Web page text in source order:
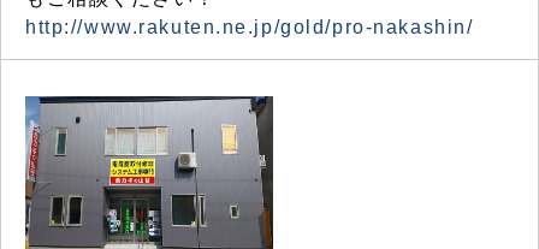
http://www.rakuten.ne.jp/gold/pro-nakashin/